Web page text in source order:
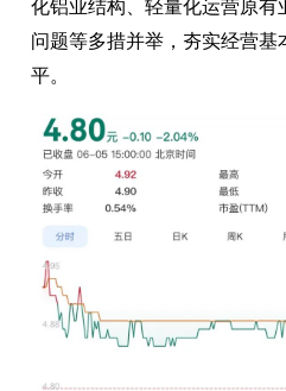
化铝业结构、轻量化运营原有
问题等多措并举，夯实经营基
平。